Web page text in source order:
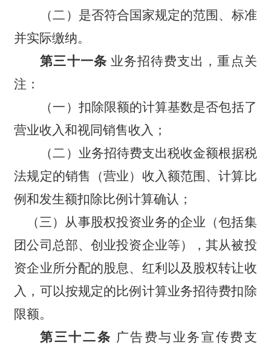
（二）是否符合国家规定的范围、标准
并实际缴纳。
第三十一条 业务招待费支出，重点关
注：
（一） 扣除限额的计算基数是否包括了
营业收入和视同销售收入；
（二） 业务招待费支出税收金额根据税
法规定的销售（营业）收入额范围、计算比
例和发生额扣除比例计算确认；
（三）从事股权投资业务的企业（包括集
团公司总部、创业投资企业等），其从被投
资企业所分配的股息、红利以及股权转让收
入，可以按规定的比例计算业务招待费扣除
限额。
第三十二条 广告费与业务宣传费支